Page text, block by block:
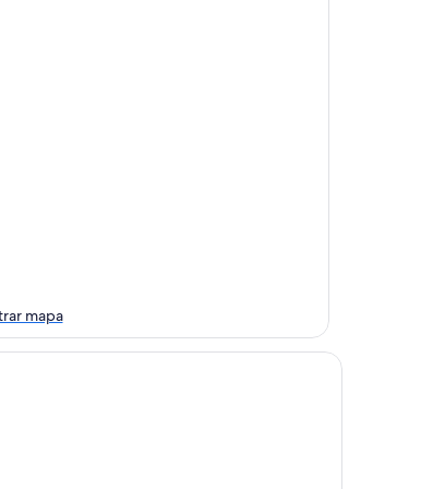
mapa